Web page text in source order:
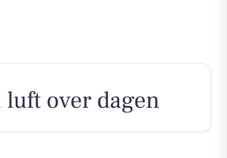
luft over dagen